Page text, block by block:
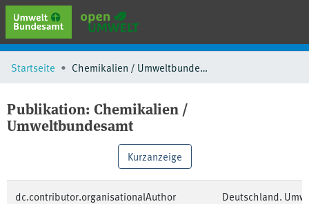
erweiterte Suche
Browse
Schlagwörter
Startseite Chemikalien / Umweltbundesamt
Publikation: Chemikalien /
Umweltbundesamt
Kurzanzeige
dc.contributor.organisationalAuthor Deutschland.